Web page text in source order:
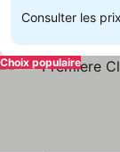
Consulter les
Choix populaire